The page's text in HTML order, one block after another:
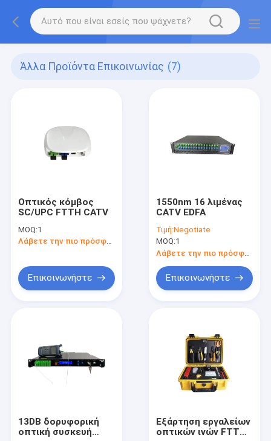
Άλλα Προϊόντα Επικοινωνίας (7)
Οπτικός κόμβος
SC/UPC FTTH CATV
MOQ:1
Λάβετε την πιο πρόσφατη τιμή
Επικοινωνήστε
1550nm 16 λιμένας
CATV EDFA
Τιμή:Negotiate
MOQ:1
Επικοινωνήστε
13DB δορυφορική
οπτική συσκευή
Εξάρτηση εργαλείων
οπτικών ινών FTTH